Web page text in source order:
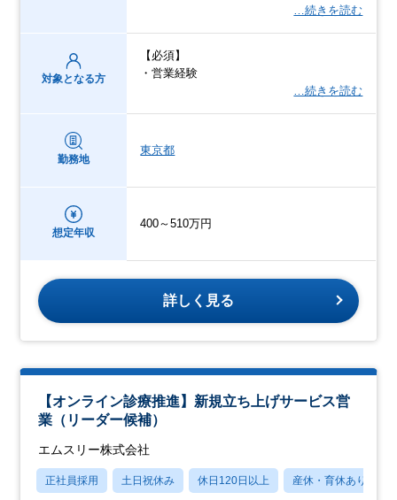
…続きを読む
対象となる方
【必須】
・営業経験
…続きを読む
勤務地
東京都
想定年収
400～510万円
詳しく見る
【オンライン診療推進】新規立ち上げサービス営
業（リーダー候補）
エムスリー株式会社
正社員採用 土日祝休み 休日120日以上 産休・育休あり